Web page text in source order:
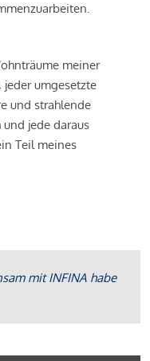
meiner
jeder umgesetzte
und strahlende
jede daraus
Teil meines
mit INFINA habe